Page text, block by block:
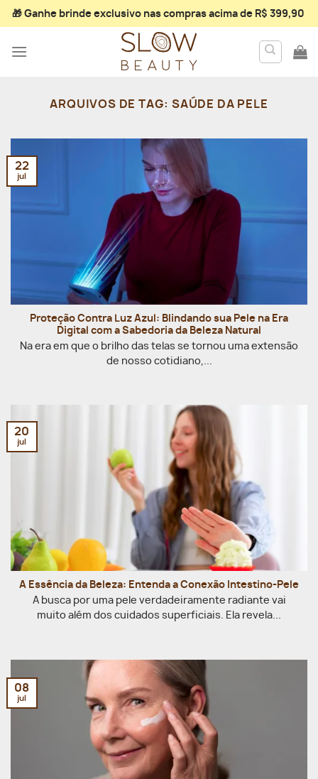
Skip
to
🎁 Ganhe brinde exclusivonas compras acima de R$ 399,90
ARQUIVOS DE TAG:SAÚDE DA PELE
Proteção Contra Luz Azul: Blindando sua Pele na Era
Digital com a Sabedoria da Beleza Natural
Na era em que o brilho das telas se tornou uma extensão
de nosso cotidiano,...
22
jul
A Essência da Beleza: Entenda a Conexão Intestino-Pele
A busca por uma pele verdadeiramente radiante vai
muito além dos cuidados superficiais. Ela revela...
20
jul
08
jul